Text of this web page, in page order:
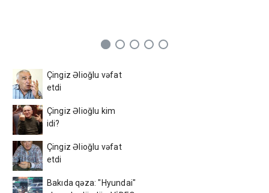
Çingiz Əlioğlu vəfat
etdi
Çingiz Əlioğlu kim
idi?
Çingiz Əlioğlu vəfat
etdi
Bakıda qəza: "Hyundai"